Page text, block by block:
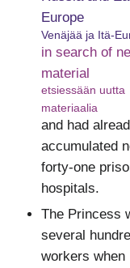
Europe
Venäjää ja Itä-
in search of
material
etsiessään uutta
materiaalia
and had
accumulated
forty-one
hospitals.
The Princess
several
workers when